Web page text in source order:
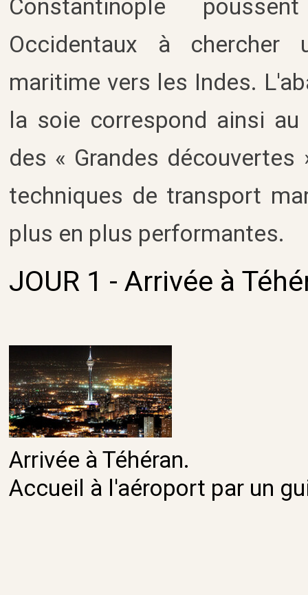
Constantinople
Occidentaux à chercher
maritime vers les Indes.
la soie correspond ainsi
des « Grandes
techniques de transport
plus en plus performantes.
JOUR 1 - Arrivée à
Arrivée à Téhéran.
Accueil à l'aéroport par un